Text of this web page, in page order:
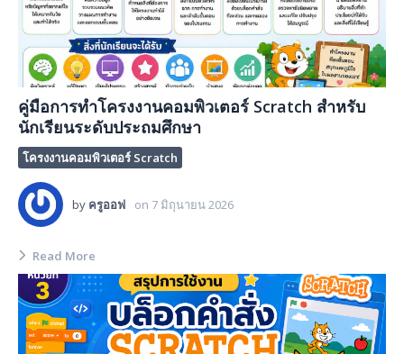
คู่มือการทำโครงงานคอมพิวเตอร์ Scratch สำหรับ
นักเรียนระดับประถมศึกษา
โครงงานคอมพิวเตอร์ Scratch
by ครูออฟ on 7 มิถุนายน 2026
Read More